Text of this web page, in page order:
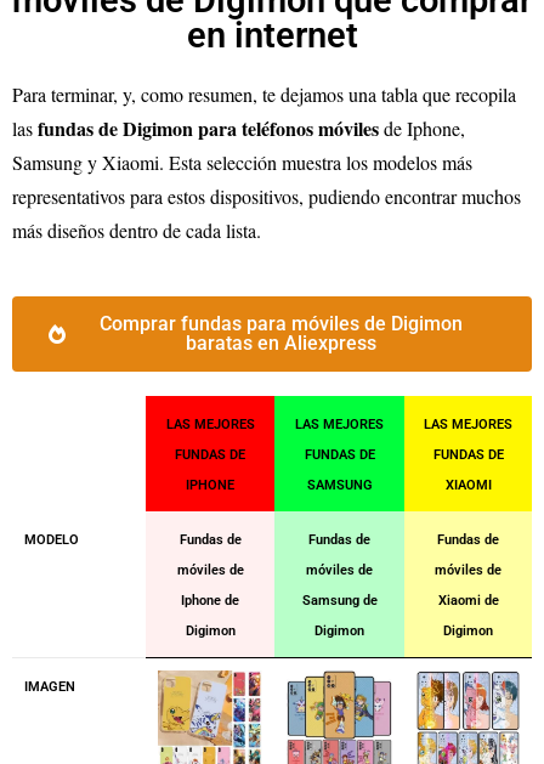
en internet
Para terminar, y, como resumen, te dejamos una tabla que recopila
lasfundas de Digimon para teléfonos móvilesde Iphone,
Samsung y Xiaomi. Esta selección muestra los modelos más
representativos para estos dispositivos, pudiendo encontrar muchos
más diseños dentro de cada lista.
Comprar fundas para móviles de Digimon
baratas en Aliexpress
LAS MEJORES
FUNDAS DE
IPHONE
LAS MEJORES
FUNDAS DE
SAMSUNG
LAS MEJORES
FUNDAS DE
XIAOMI
MODELO
Fundas de
móviles de
Iphone de
Digimon
Fundas de
móviles de
Samsung de
Digimon
Fundas de
móviles de
Xiaomi de
Digimon
IMAGEN